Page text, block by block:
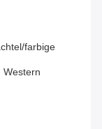
farbige
Western